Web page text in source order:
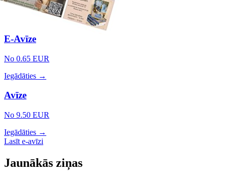
E-Avīze
No 0.65 EUR
Iegādāties →
Avīze
No 9.50 EUR
Iegādāties →
Lasīt e-avīzi
Jaunākās ziņas